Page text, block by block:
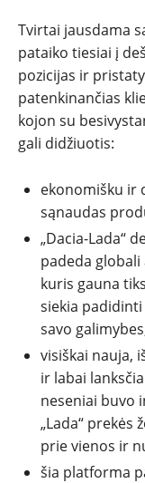
Tvirtai jausdama
pataiko tiesiai į
pozicijas ir
patenkinančias
kojon su
gali didžiuotis:
ekonomišku ir
sąnaudas
„Dacia-Lada“
padeda
kuris gauna
siekia
savo
visiškai nauja,
ir labai
neseniai buvo
„Lada“
prie vienos ir
šia platforma